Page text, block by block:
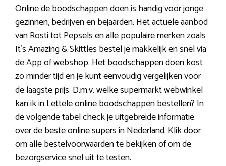
Online de boodschappen doen is handig voor jonge
gezinnen, bedrijven en bejaarden. Het actuele aanbod
van Rosti tot Pepsels en alle populaire merken zoals
It’s Amazing & Skittles bestel je makkelijk en snel via
de App of webshop. Het boodschappen doen kost
zo minder tijd en je kunt eenvoudig vergelijken voor
de laagste prijs. D.m.v. welke supermarkt webwinkel
kan ik in Lettele online boodschappen bestellen? In
de volgende tabel check je uitgebreide informatie
over de beste online supers in Nederland. Klik door
om alle bestelvoorwaarden te bekijken of om de
bezorgservice snel uit te testen.